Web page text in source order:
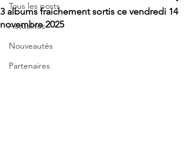
Tous les posts
Actualités
Nouveautés
Partenaires
3 albums fraichement sortis ce vendredi 14
novembre 2025